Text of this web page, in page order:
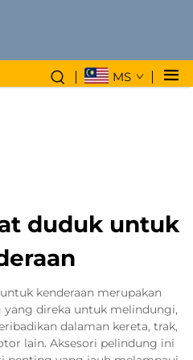
MS
duduk untuk
kenderaan merupakan
direka untuk melindungi,
dalaman kereta, trak,
lain. Aksesori pelindung ini